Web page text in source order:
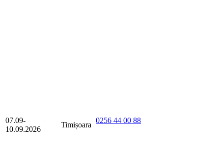
07.09-
10.09.2026
Timișoara
0256 44 00 88